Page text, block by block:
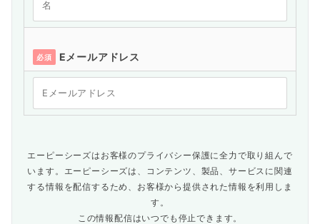
必須 Eメールアドレス
エーピーシーズはお客様のプライバシー保護に全力で取り組んで
います。エーピーシーズは、コンテンツ、製品、サービスに関連
する情報を配信するため、お客様から提供された情報を利用しま
す。
この情報配信はいつでも停止できます。